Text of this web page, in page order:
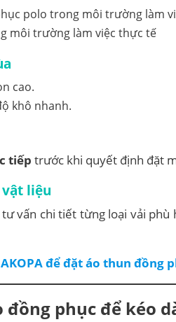
môi trường làm việc thực tế
cao.
khô nhanh.
tiếp trước khi quyết định đặt
liệu
vấn chi tiết từng loại vải
để đặt áo thun đồng
đồng phục để kéo